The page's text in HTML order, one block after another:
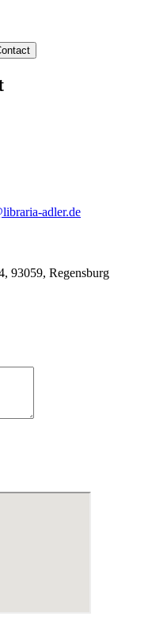
adler.de
93059, Regensburg